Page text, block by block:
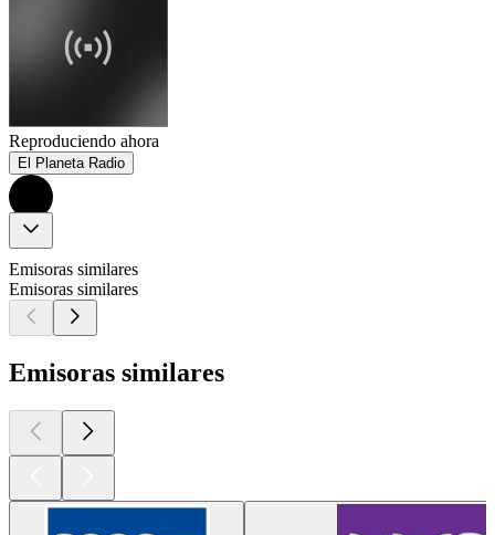
Reproduciendo ahora
El Planeta Radio
Emisoras similares
Emisoras similares
Emisoras similares